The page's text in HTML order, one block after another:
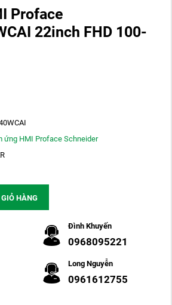
Proface
22inch FHD 100-
ứng HMI Proface Schneider
HÀNG
Đình Khuyến
0968095221
Long Nguyễn
0961612755